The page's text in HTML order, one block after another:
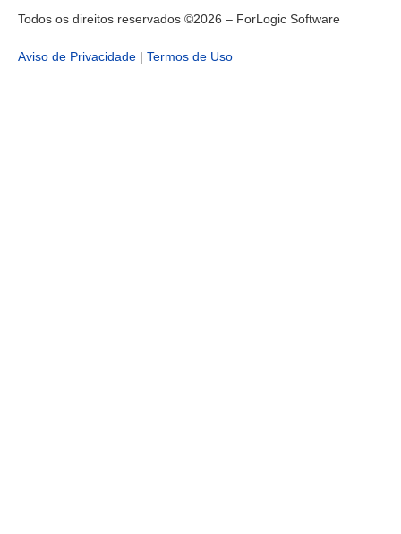
Todos os direitos reservados ©2026 – ForLogic Software
Aviso de Privacidade | Termos de Uso